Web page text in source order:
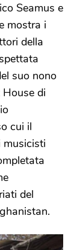
Seamus e
mostra i
della
suo nono
di
cui il
musicisti
del